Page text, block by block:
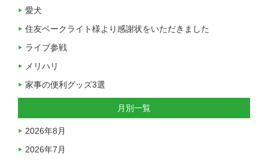
愛犬
住友ベークライト様より感謝状をいただきました
ライブ参戦
メリハリ
家事の便利グッズ3選
月別一覧
2026年8月
2026年7月